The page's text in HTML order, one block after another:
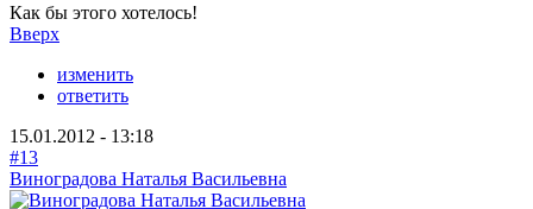
Как бы этого хотелось!
Вверх
изменить
ответить
15.01.2012 - 13:18
#13
Виноградова Наталья Васильевна